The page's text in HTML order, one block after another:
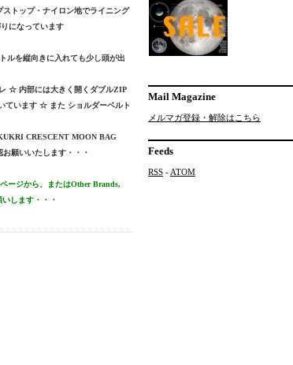
トップ・ナイロン地でライニング
になっています
ルを縦向きに入れても少し頭が出
☆ 内部には大きく開くダブルZIP
ています ☆ また ショルダーベルト
CRESCENT MOON BAG
願いいたします・・・
ージから、またはOther Brands,
します・・・
Mail Magazine
メルマガ登録・解除はこちら
Feeds
RSS - ATOM